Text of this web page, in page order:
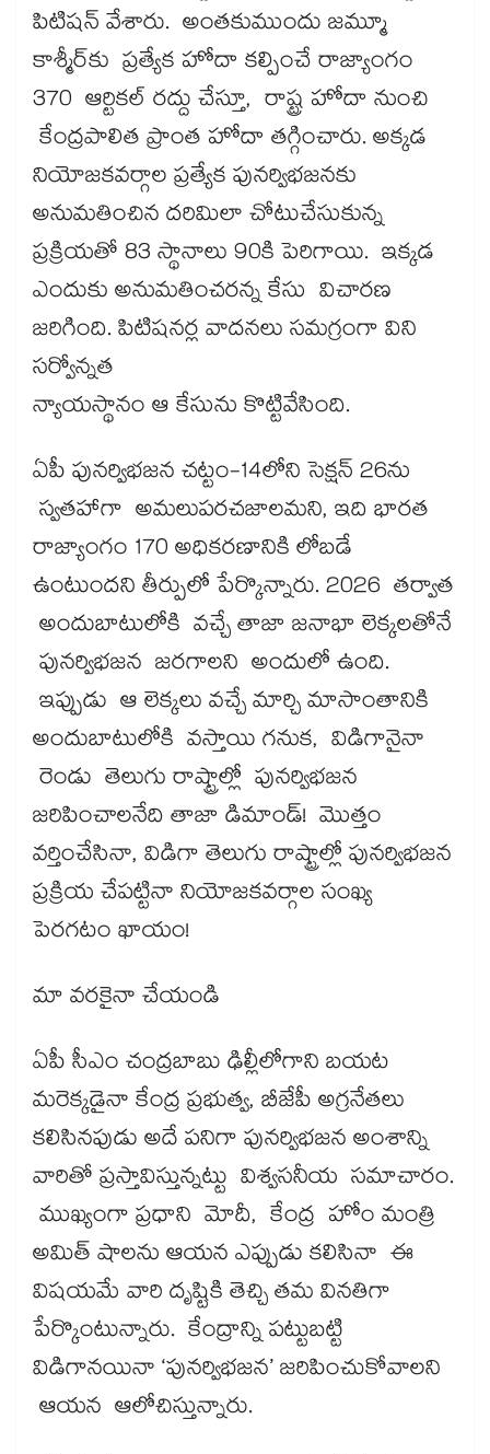
పిటిషన్ వేశారు. అంతకుముందు జమ్మూ
కాశ్మీర్‌‌కు ప్రత్యేక హోదా కల్పించే రాజ్యాంగం
370 ఆర్టికల్​ రద్దు చేస్తూ, రాష్ట్ర హోదా నుంచి
కేంద్రపాలిత ప్రాంత హోదా తగ్గించారు. అక్కడ
నియోజకవర్గాల ప్రత్యేక పునర్విభజనకు
అనుమతించిన దరిమిలా చోటుచేసుకున్న
ప్రక్రియతో 83 స్థానాలు 90కి పెరిగాయి. ఇక్కడ
ఎందుకు అనుమతించరన్న కేసు విచారణ
జరిగింది. పిటిషనర్ల వాదనలు సమగ్రంగా విని
సర్వోన్నత
న్యాయస్థానం ఆ కేసును కొట్టివేసింది.
ఏపీ పునర్విభజన చట్టం-14లోని సెక్షన్ 26ను
స్వతహాగా అమలుపరచజాలమని, ఇది భారత
రాజ్యాంగం 170 అధికరణానికి లోబడే
ఉంటుందని తీర్పులో పేర్కొన్నారు. 2026 తర్వాత
అందుబాటులోకి వచ్చే తాజా జనాభా లెక్కలతోనే
పునర్విభజన జరగాలని అందులో ఉంది.
ఇప్పుడు ఆ లెక్కలు వచ్చే మార్చి మాసాంతానికి
అందుబాటులోకి వస్తాయి గనుక, విడిగానైనా
రెండు తెలుగు రాష్ట్రాల్లో పునర్విభజన
జరిపించాలనేది తాజా డిమాండ్! మొత్తం
వర్తించేసినా, విడిగా తెలుగు రాష్ట్రాల్లో పునర్విభజన
ప్రక్రియ చేపట్టినా నియోజకవర్గాల సంఖ్య
పెరగటం ఖాయం!
మా వరకైనా చేయండి
ఏపీ సీఎం చంద్రబాబు ఢిల్లీలోగాని బయట
మరెక్కడైనా కేంద్ర ప్రభుత్వ, బీజేపీ అగ్రనేతలు
కలిసినపుడు అదే పనిగా పునర్విభజన అంశాన్ని
వారితో ప్రస్తావిస్తున్నట్టు విశ్వసనీయ సమాచారం.
ముఖ్యంగా ప్రధాని మోదీ, కేంద్ర హోం మంత్రి
అమిత్ షాలను ఆయన ఎప్పుడు కలిసినా ఈ
విషయమే వారి దృష్టికి తెచ్చి తమ వినతిగా
పేర్కొంటున్నారు. కేంద్రాన్ని పట్టుబట్టి
విడిగానయినా ‘పునర్విభజన’ జరిపించుకోవాలని
ఆయన ఆలోచిస్తున్నారు.